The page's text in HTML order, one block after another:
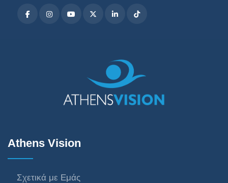
Athens Vision
Σχετικά με Εμάς